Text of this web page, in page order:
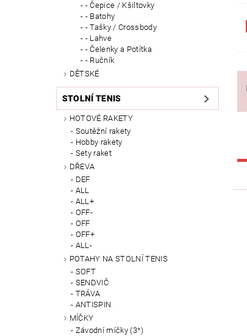
- Čepice / Kšiltovky
- Batohy
- Tašky / Crossbody
- Lahve
- Čelenky a Potítka
- Ručník
DĚTSKÉ
STOLNÍ TENIS
HOTOVÉ RAKETY
Soutěžní rakety
Hobby rakety
Sety raket
DŘEVA
DEF
ALL
ALL+
OFF-
OFF
OFF+
ALL-
POTAHY NA STOLNÍ TENIS
SOFT
SENDVIČ
TRÁVA
ANTISPIN
MÍČKY
Závodní míčky (3*)